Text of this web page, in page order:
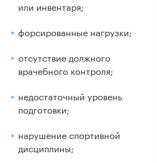
или инвентаря;
форсированные нагрузки;
отсутствие должного
врачебного контроля;
недостаточный уровень
подготовки;
нарушение спортивной
дисциплины;